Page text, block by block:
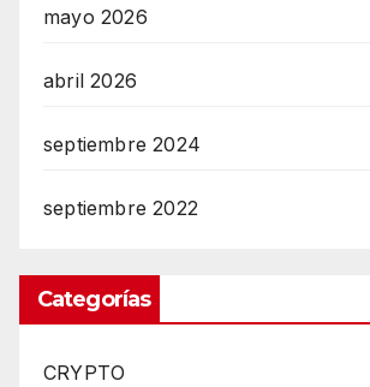
mayo 2026
abril 2026
septiembre 2024
septiembre 2022
Categorías
CRYPTO